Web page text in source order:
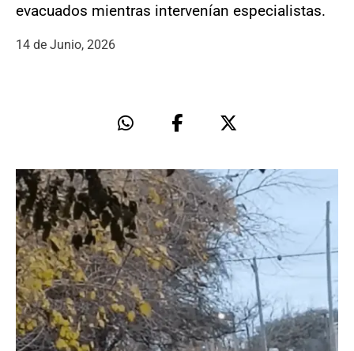
evacuados mientras intervenían especialistas.
14 de Junio, 2026